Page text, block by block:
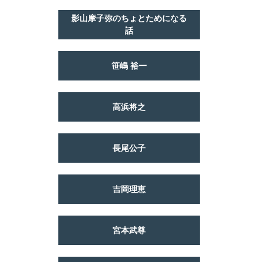
影山摩子弥のちょとためになる
話
笹嶋 裕一
高浜将之
長尾公子
吉岡理恵
宮本武尊